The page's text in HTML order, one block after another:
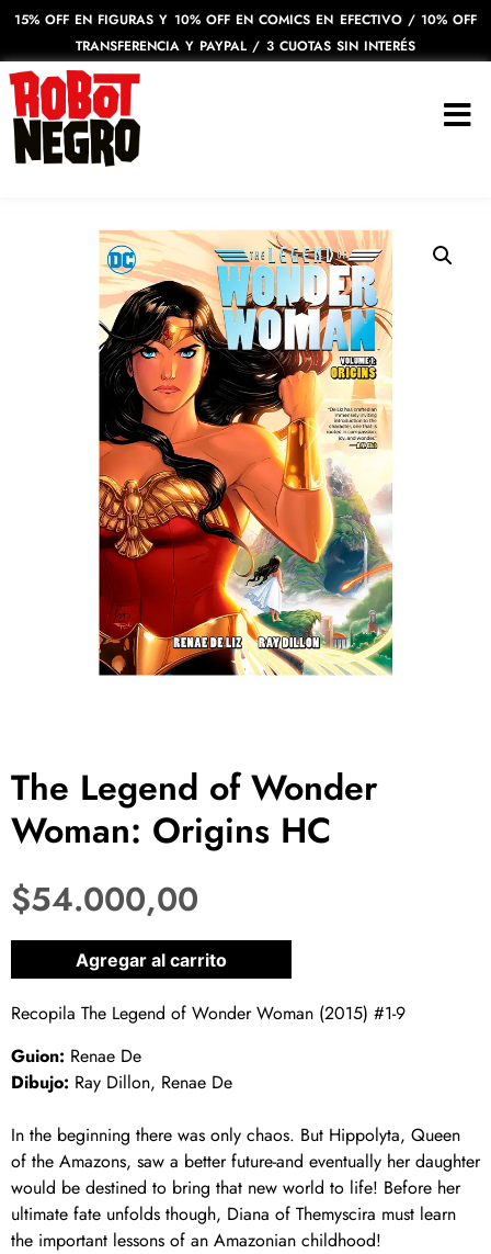
15% OFF EN FIGURAS Y 10% OFF EN COMICS EN EFECTIVO / 10% OFF
TRANSFERENCIA Y PAYPAL / 3 CUOTAS SIN INTERÉS
The Legend of Wonder
Woman: Origins HC
$54.000,00
1 disponibles
Agregar al carrito
Recopila The Legend of Wonder Woman (2015) #1-9
Guion: Renae De
Dibujo: Ray Dillon, Renae De
In the beginning there was only chaos. But Hippolyta, Queen
of the Amazons, saw a better future-and eventually her daughter
would be destined to bring that new world to life! Before her
ultimate fate unfolds though, Diana of Themyscira must learn
the important lessons of an Amazonian childhood!